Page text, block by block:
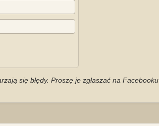
się błędy. Proszę je zgłaszać na Facebooku